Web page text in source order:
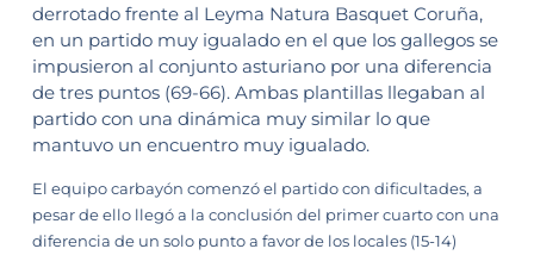
derrotado frente al Leyma Natura Basquet Coruña,
en un partido muy igualado en el que los gallegos se
impusieron al conjunto asturiano por una diferencia
de tres puntos (69-66). Ambas plantillas llegaban al
partido con una dinámica muy similar lo que
mantuvo un encuentro muy igualado.
El equipo carbayón comenzó el partido con dificultades, a
pesar de ello llegó a la conclusión del primer cuarto con una
diferencia de un solo punto a favor de los locales (15-14)